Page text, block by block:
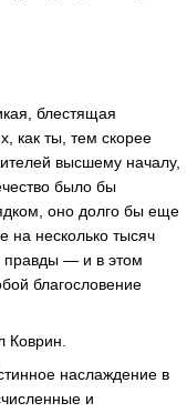
блестящая
как ты, тем скорее
высшему началу,
было бы
оно долго бы еще
на несколько тысяч
правды — и в этом
благословение
Коврин.
наслаждение в
и